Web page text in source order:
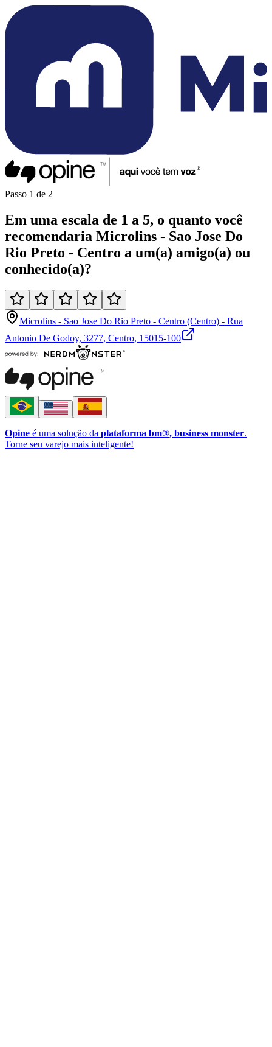
Passo 1 de 2
Em uma escala de 1 a 5, o quanto você
recomendaria Microlins - Sao Jose Do
Rio Preto - Centro a um(a) amigo(a) ou
conhecido(a)?
Microlins - Sao Jose Do Rio Preto - Centro (Centro) - Rua
Antonio De Godoy, 3277, Centro, 15015-100
Opine é uma solução da plataforma bm®, business monster.
Torne seu varejo mais inteligente!